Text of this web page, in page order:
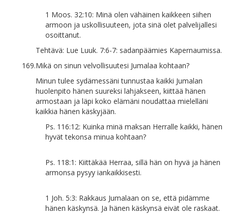
1 Moos. 32:10: Minä olen vähäinen kaikkeen siihen
armoon ja uskollisuuteen, jota sinä olet palvelijallesi
osoittanut.
Tehtävä: Lue Luuk. 7:6-7: sadanpäämies Kapernaumissa.
169.Mikä on sinun velvollisuutesi Jumalaa kohtaan?
Minun tulee sydämessäni tunnustaa kaikki Jumalan
huolenpito hänen suureksi lahjakseen, kiittää hänen
armostaan ja läpi koko elämäni noudattaa mielelläni
kaikkia hänen käskyjään.
Ps. 116:12: Kuinka minä maksan Herralle kaikki, hänen
hyvät tekonsa minua kohtaan?
Ps. 118:1: Kiittäkää Herraa, sillä hän on hyvä ja hänen
armonsa pysyy iankaikkisesti.
1 Joh. 5:3: Rakkaus Jumalaan on se, että pidämme
hänen käskynsä. Ja hänen käskynsä eivät ole raskaat.